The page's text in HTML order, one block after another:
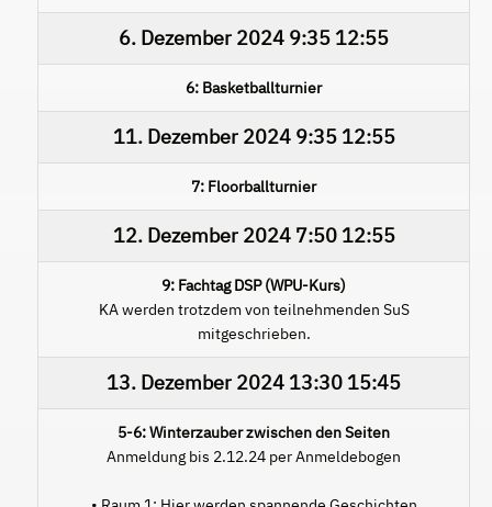
6. Dezember 2024 9:35 12:55
6: Basketballturnier
11. Dezember 20249:35 12:55
7: Floorballturnier
12. Dezember 20247:50 12:55
9: Fachtag DSP (WPU-Kurs)
KA werden trotzdem von teilnehmenden SuS
mitgeschrieben.
13. Dezember 2024 13:30 15:45
5-6: Winterzauber zwischen den Seiten
Anmeldung bis 2.12.24 per Anmeldebogen